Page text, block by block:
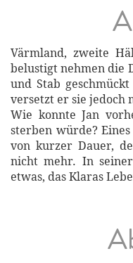
Värmland, zweite
belustigt nehmen die
und Stab
versetzt er sie jedoch
Wie konnte Jan
sterben würde?
von kurzer Dauer,
nicht mehr. In
etwas, das Klaras